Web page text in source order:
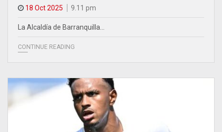
18 Oct 2025 9.11 pm
La Alcaldía de Barranquilla…
CONTINUE READING